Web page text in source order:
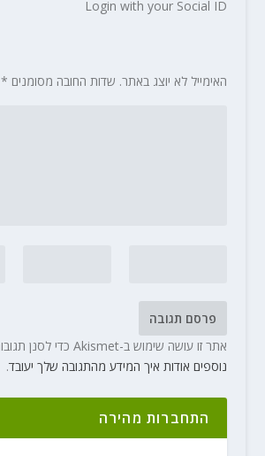
Login with your Social ID
האימייל לא יוצג באתר. שדות החובה מסומנים *
אתר זו עושה שימוש ב-Akismet כדי לסנן תגובות זבל.
נוספים אודות איך המידע מהתגובה שלך יעובד.
התחברות מהירה